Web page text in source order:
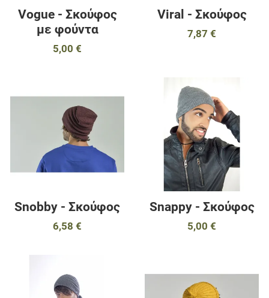
Vogue - Σκούφος
με φούντα
5,00 €
Viral - Σκούφος
7,87 €
Προσθήκη στα αγαπημένα
Προσθήκη για σύγκριση
Γρήγορη ματιά
Snobby - Σκούφος
6,58 €
Snappy - Σκούφος
5,00 €
Προσθήκη για σύγκριση